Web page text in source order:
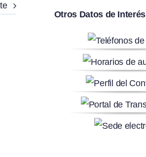
Otros Datos de Interés